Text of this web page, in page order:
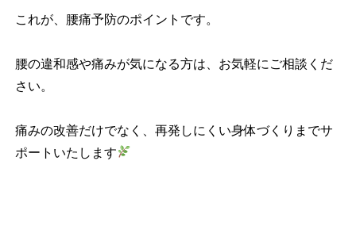
これが、腰痛予防のポイントです。
腰の違和感や痛みが気になる方は、お気軽にご相談くだ
さい。
痛みの改善だけでなく、再発しにくい身体づくりまでサ
ポートいたします